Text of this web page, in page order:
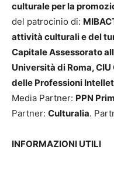
culturale per la
del patrocinio di:
attività culturali e del
Capitale Assessorato
Università di Roma,
delle Professioni
Media Partner: PPN
Partner: Culturalia.
INFORMAZIONI UTILI